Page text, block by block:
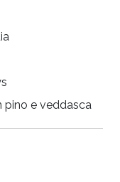
pino e veddasca